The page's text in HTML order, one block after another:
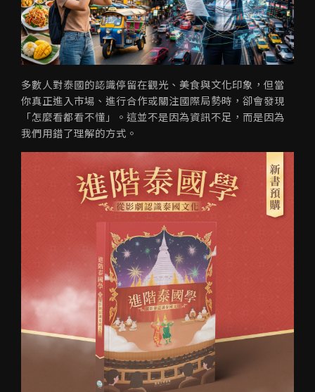
多數人對泰國的認識停留在觀光、美食與文化印象，但當
你真正進入市場、進行合作或關注國際局勢時，卻會發現
「怎麼看都看不懂」。這並不是因為資訊不足，而是因為
我們用錯了理解的方式。